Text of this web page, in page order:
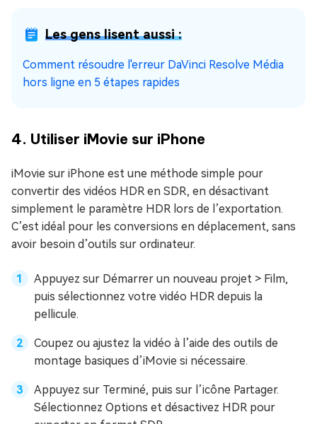
Les gens lisent aussi :
Comment résoudre l'erreur DaVinci Resolve Média
hors ligne en 5 étapes rapides
4. Utiliser iMovie sur iPhone
iMovie sur iPhone est une méthode simple pour
convertir des vidéos HDR en SDR, en désactivant
simplement le paramètre HDR lors de l’exportation.
C’est idéal pour les conversions en déplacement, sans
avoir besoin d’outils sur ordinateur.
Appuyez sur Démarrer un nouveau projet > Film,
puis sélectionnez votre vidéo HDR depuis la
pellicule.
Coupez ou ajustez la vidéo à l’aide des outils de
montage basiques d’iMovie si nécessaire.
Appuyez sur Terminé, puis sur l’icône Partager.
Sélectionnez Options et désactivez HDR pour